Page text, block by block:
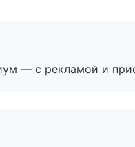
— с рекламой и